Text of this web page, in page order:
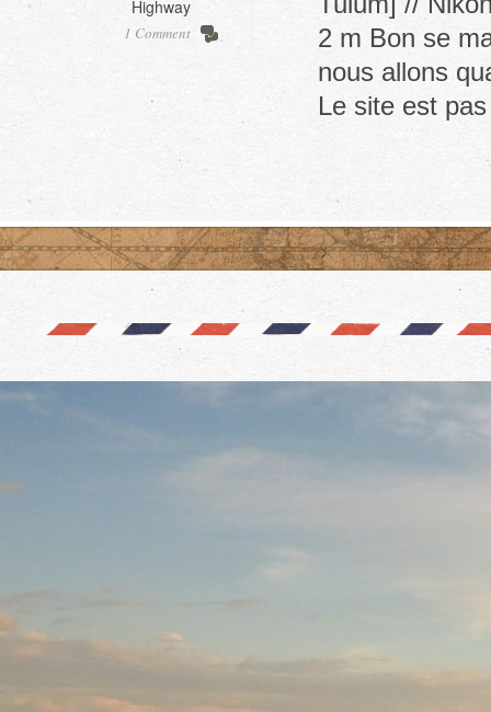
Highway
1 Comment
2 m Bon se
nous allons
Le site est